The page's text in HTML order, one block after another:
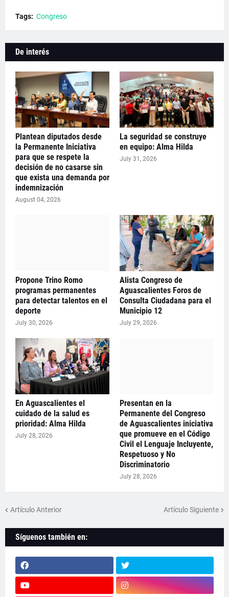
Tags: Congreso
De interés
Plantean diputados desde
la Permanente Iniciativa
para que se respete la
decisión de no casarse sin
que exista una demanda por
indemnización
August 04, 2026
La seguridad se construye
en equipo: Alma Hilda
July 31, 2026
Propone Trino Romo
programas permanentes
para detectar talentos en el
deporte
July 30, 2026
Alista Congreso de
Aguascalientes Foros de
Consulta Ciudadana para el
Municipio 12
July 29, 2026
En Aguascalientes el
cuidado de la salud es
prioridad: Alma Hilda
July 28, 2026
Presentan en la
Permanente del Congreso
de Aguascalientes iniciativa
que promueve en el Código
Civil el Lenguaje Incluyente,
Respetuoso y No
Discriminatorio
July 28, 2026
Artículo Anterior Artículo Siguiente
Síguenos también en: